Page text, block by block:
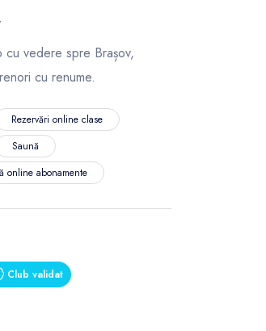
vedere spre Brașov,
cu renume.
Rezervări online clase
Saună
online abonamente
Club validat